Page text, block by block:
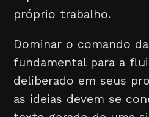
próprio trabalho.
Dominar o comando
fundamental para a
deliberado em seus
as ideias devem se